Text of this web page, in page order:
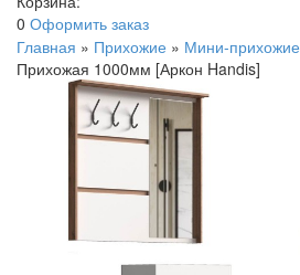
0 Оформить заказ
Главная » Прихожие » Мини-прихожие
Прихожая 1000мм [Аркон Handis]